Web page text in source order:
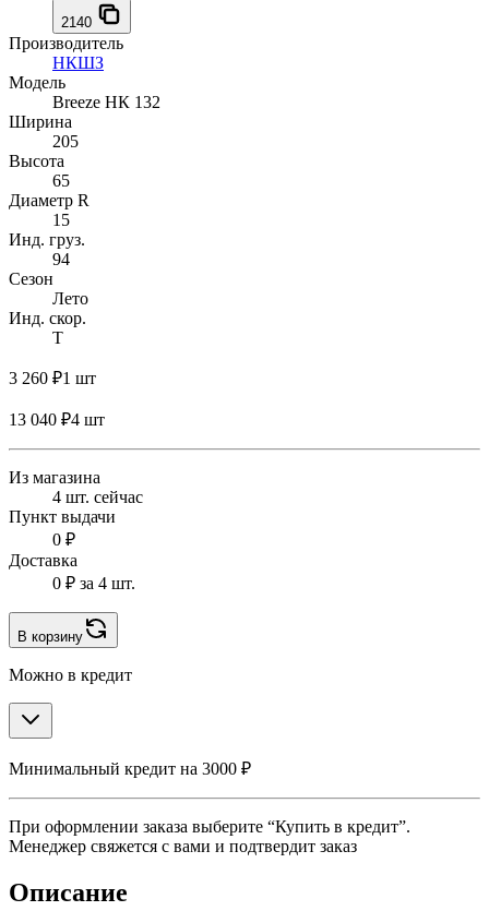
2140
Производитель
НКШЗ
Модель
Breeze НК 132
Ширина
205
Высота
65
Диаметр R
15
Инд. груз.
94
Сезон
Лето
Инд. скор.
T
3 260 ₽1 шт
13 040 ₽4 шт
Из магазина
4 шт. сейчас
Пункт выдачи
0 ₽
Доставка
0 ₽ за 4 шт.
В корзину
Можно в кредит
Минимальный кредит на 3000 ₽
При оформлении заказа выберите “Купить в кредит”.
Менеджер свяжется с вами и подтвердит заказ
Описание